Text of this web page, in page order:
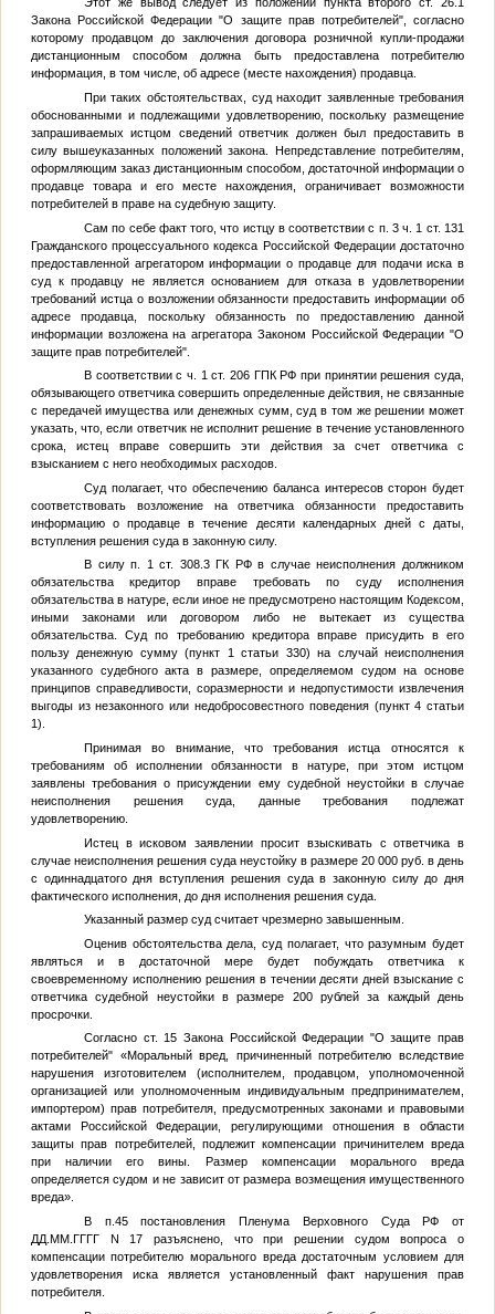
Этот же вывод следует из положений пункта второго ст. 26.1
Закона Российской Федерации "О защите прав потребителей", согласно
которому продавцом до заключения договора розничной купли-продажи
дистанционным способом должна быть предоставлена потребителю
информация, в том числе, об адресе (месте нахождения) продавца.
При таких обстоятельствах, суд находит заявленные требования
обоснованными и подлежащими удовлетворению, поскольку размещение
запрашиваемых истцом сведений ответчик должен был предоставить в
силу вышеуказанных положений закона. Непредставление потребителям,
оформляющим заказ дистанционным способом, достаточной информации о
продавце товара и его месте нахождения, ограничивает возможности
потребителей в праве на судебную защиту.
Сам по себе факт того, что истцу в соответствии с п. 3 ч. 1 ст. 131
Гражданского процессуального кодекса Российской Федерации достаточно
предоставленной агрегатором информации о продавце для подачи иска в
суд к продавцу не является основанием для отказа в удовлетворении
требований истца о возложении обязанности предоставить информации об
адресе продавца, поскольку обязанность по предоставлению данной
информации возложена на агрегатора Законом Российской Федерации "О
защите прав потребителей".
В соответствии с ч. 1 ст. 206 ГПК РФ при принятии решения суда,
обязывающего ответчика совершить определенные действия, не связанные
с передачей имущества или денежных сумм, суд в том же решении может
указать, что, если ответчик не исполнит решение в течение установленного
срока, истец вправе совершить эти действия за счет ответчика с
взысканием с него необходимых расходов.
Суд полагает, что обеспечению баланса интересов сторон будет
соответствовать возложение на ответчика обязанности предоставить
информацию о продавце в течение десяти календарных дней с даты,
вступления решения суда в законную силу.
В силу п. 1 ст. 308.3 ГК РФ в случае неисполнения должником
обязательства кредитор вправе требовать по суду исполнения
обязательства в натуре, если иное не предусмотрено настоящим Кодексом,
иными законами или договором либо не вытекает из существа
обязательства. Суд по требованию кредитора вправе присудить в его
пользу денежную сумму (пункт 1 статьи 330) на случай неисполнения
указанного судебного акта в размере, определяемом судом на основе
принципов справедливости, соразмерности и недопустимости извлечения
выгоды из незаконного или недобросовестного поведения (пункт 4 статьи
1).
Принимая во внимание, что требования истца относятся к
требованиям об исполнении обязанности в натуре, при этом истцом
заявлены требования о присуждении ему судебной неустойки в случае
неисполнения решения суда, данные требования подлежат
удовлетворению.
Истец в исковом заявлении просит взыскивать с ответчика в
случае неисполнения решения суда неустойку в размере 20 000 руб. в день
с одиннадцатого дня вступления решения суда в законную силу до дня
фактического исполнения, до дня исполнения решения суда.
Указанный размер суд считает чрезмерно завышенным.
Оценив обстоятельства дела, суд полагает, что разумным будет
являться и в достаточной мере будет побуждать ответчика к
своевременному исполнению решения в течении десяти дней взыскание с
ответчика судебной неустойки в размере 200 рублей за каждый день
просрочки.
Согласно ст. 15 Закона Российской Федерации "О защите прав
потребителей" «Моральный вред, причиненный потребителю вследствие
нарушения изготовителем (исполнителем, продавцом, уполномоченной
организацией или уполномоченным индивидуальным предпринимателем,
импортером) прав потребителя, предусмотренных законами и правовыми
актами Российской Федерации, регулирующими отношения в области
защиты прав потребителей, подлежит компенсации причинителем вреда
при наличии его вины. Размер компенсации морального вреда
определяется судом и не зависит от размера возмещения имущественного
вреда».
В п.45 постановления Пленума Верховного Суда РФ от
ДД.ММ.ГГГГN 17 разъяснено, что при решении судом вопроса о
компенсации потребителю морального вреда достаточным условием для
удовлетворения иска является установленный факт нарушения прав
потребителя.